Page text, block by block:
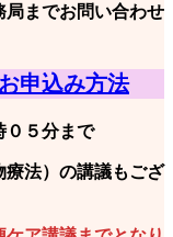
局までお問い合わせ
申込み方法
０５分まで
療法）の講議もござ